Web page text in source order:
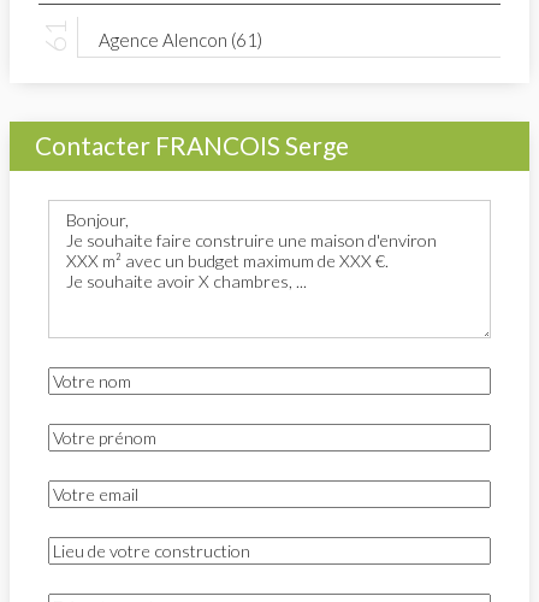
Agence Alencon (61)
Contacter FRANCOIS Serge